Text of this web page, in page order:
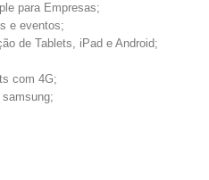
para Empresas;
e eventos;
de Tablets, iPad e Android;
com 4G;